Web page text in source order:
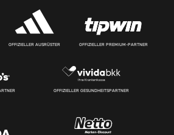
OFFIZIELLER AUSRÜSTER OFFIZIELLER PREMIUM-PARTNER
OFFIZIELLER GESUNDHEITSPARTNER